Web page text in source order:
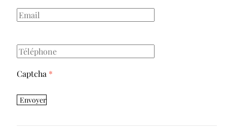
Captcha *
Envoyer